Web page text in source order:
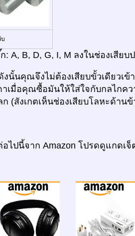
บ
B, D, G, I, M ลงในช่องเสียบป
นั้นคุณจึงไม่ต้องเสียบขั้วเดียวเ
าเมื่อคุณซื้อมันให้ใส่ใจกับกลไกค
(สังเกตเห็นช่องเสียบโลหะด้านข้
ไปนี้จาก Amazon โปรดดูแกดเ